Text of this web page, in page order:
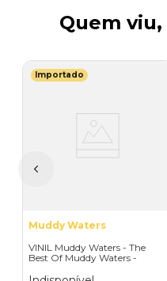
Quem
Importado
Muddy Waters
VINIL Muddy Waters - The
Best Of Muddy Waters -